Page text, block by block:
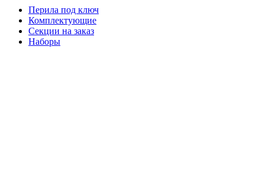
Перила под ключ
Комплектующие
Секции на заказ
Наборы